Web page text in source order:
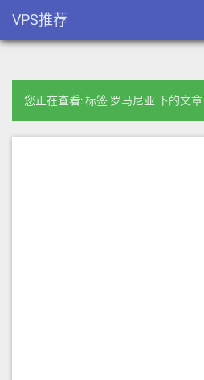
VPS推荐
您正在查看: 标签 罗马尼亚 下的文章